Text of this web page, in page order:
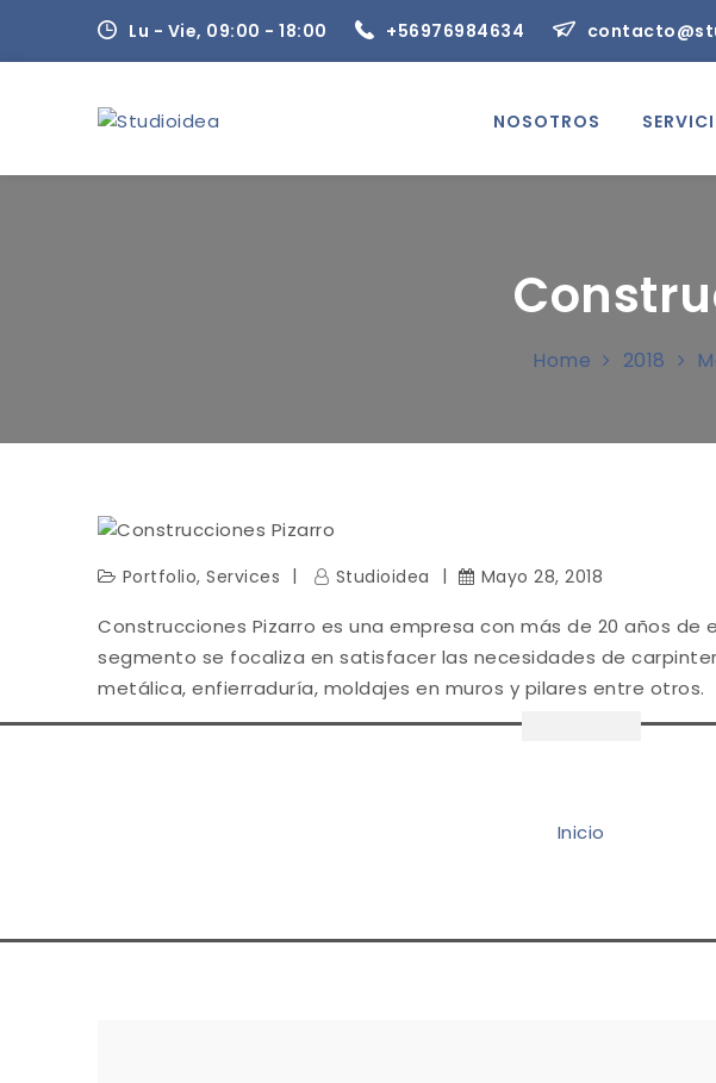
content
Lu - Vie, 09:00 - 18:00 +56976984634
NOSOTROS
Home 2018
Portfolio, Services Studioidea Mayo 28, 2018
Construcciones Pizarro es una empresa con más de 20 años de
segmento se focaliza en satisfacer las necesidades de
metálica, enfierraduría, moldajes en muros y pilares entre otros.
Inicio